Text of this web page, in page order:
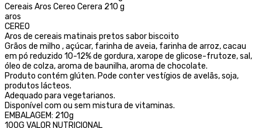
Cereais Aros Cereo Cerera 210 g
aros
CEREO
Aros de cereais matinais pretos sabor biscoito
Grãos de milho , açúcar, farinha de aveia, farinha de arroz, cacau
em pó reduzido 10-12% de gordura, xarope de glicose-frutoze, sal,
óleo de colza, aroma de baunilha, aroma de chocolate.
Produto contém glúten. Pode conter vestígios de avelãs, soja,
produtos lácteos.
Adequado para vegetarianos.
Disponível com ou sem mistura de vitaminas.
EMBALAGEM: 210g
100G VALOR NUTRICIONAL